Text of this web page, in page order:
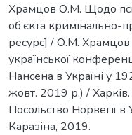
Храмцов О.М. Щодо
об’єкта кримінально-
ресурс] / О.М.
української
Нансена в Україні у
жовт. 2019 р.) /
Посольство Норвегії в
Каразіна, 2019.